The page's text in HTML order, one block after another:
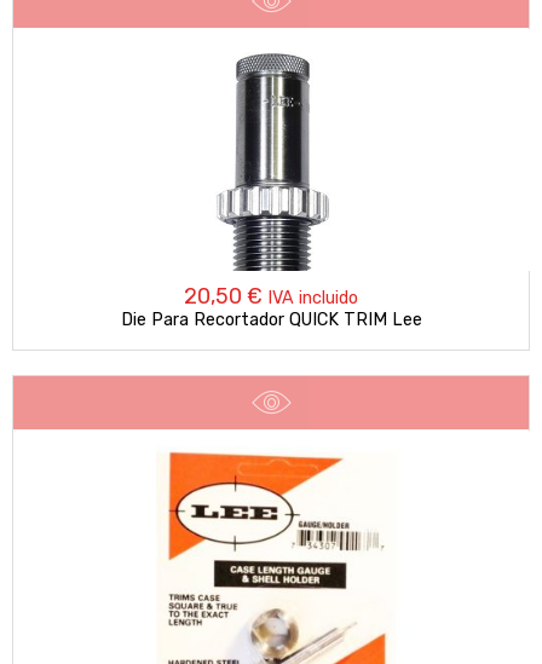
hasta
20,50 € IVA incluido
Die Para Recortador QUICK TRIM Lee